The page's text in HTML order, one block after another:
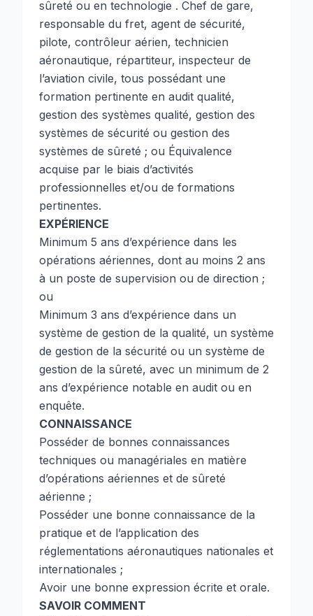
sûreté ou en technologie . Chef de gare,
responsable du fret, agent de sécurité,
pilote, contrôleur aérien, technicien
aéronautique, répartiteur, inspecteur de
l’aviation civile, tous possédant une
formation pertinente en audit qualité,
gestion des systèmes qualité, gestion des
systèmes de sécurité ou gestion des
systèmes de sûreté ; ou Équivalence
acquise par le biais d’activités
professionnelles et/ou de formations
pertinentes.
EXPÉRIENCE
Minimum 5 ans d’expérience dans les
opérations aériennes, dont au moins 2 ans
à un poste de supervision ou de direction ;
ou
Minimum 3 ans d’expérience dans un
système de gestion de la qualité, un système
de gestion de la sécurité ou un système de
gestion de la sûreté, avec un minimum de 2
ans d’expérience notable en audit ou en
enquête.
CONNAISSANCE
Posséder de bonnes connaissances
techniques ou managériales en matière
d’opérations aériennes et de sûreté
aérienne ;
Posséder une bonne connaissance de la
pratique et de l’application des
réglementations aéronautiques nationales et
internationales ;
Avoir une bonne expression écrite et orale.
SAVOIR COMMENT